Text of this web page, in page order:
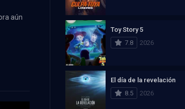
aún
Toy Story 5
7.8
2026
El día de la revelación
8.5
2026